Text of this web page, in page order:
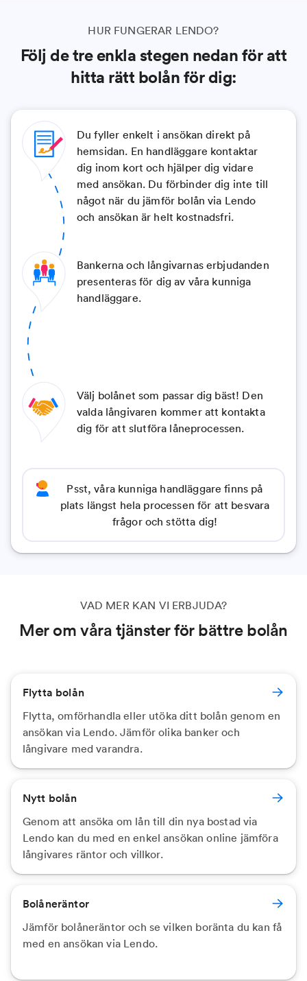
HUR FUNGERAR LENDO?
Följ de tre enkla stegen nedan för att
hitta rätt bolån för dig:
Du fyller enkelt i ansökan direkt på
hemsidan. En handläggare kontaktar
dig inom kort och hjälper dig vidare
med ansökan. Du förbinder dig inte till
något när du jämför bolån via Lendo
och ansökan är helt kostnadsfri.
Bankerna och långivarnas erbjudanden
presenteras för dig av våra kunniga
handläggare.
Välj bolånet som passar dig bäst! Den
valda långivaren kommer att kontakta
dig för att slutföra låneprocessen.
Psst, våra kunniga handläggare finns på
plats längst hela processen för att besvara
frågor och stötta dig!
VAD MER KAN VI ERBJUDA?
Mer om våra tjänster för bättre bolån
Flytta bolån
Flytta, omförhandla eller utöka ditt bolån genom en
ansökan via Lendo. Jämför olika banker och
långivare med varandra.
Nytt bolån
Genom att ansöka om lån till din nya bostad via
Lendo kan du med en enkel ansökan online jämföra
långivares räntor och villkor.
Bolåneräntor
Jämför bolåneräntor och se vilken boränta du kan få
med en ansökan via Lendo.